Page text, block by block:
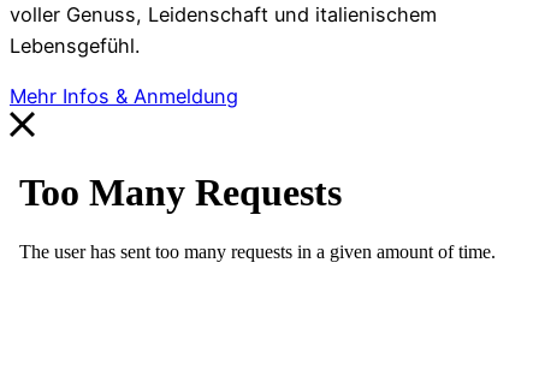
voller Genuss, Leidenschaft und italienischem
Lebensgefühl.
Mehr Infos & Anmeldung